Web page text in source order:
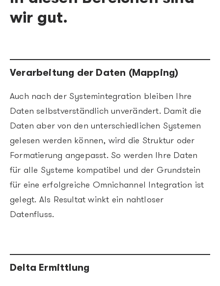
wir gut.
Verarbeitung der Daten (Mapping)
Auch nach der Systemintegration bleiben Ihre
Daten selbstverständlich unverändert. Damit die
Daten aber von den unterschiedlichen Systemen
gelesen werden können, wird die Struktur oder
Formatierung angepasst. So werden Ihre Daten
für alle Systeme kompatibel und der Grundstein
für eine erfolgreiche Omnichannel Integration ist
gelegt. Als Resultat winkt ein nahtloser
Datenfluss.
Delta Ermittlung